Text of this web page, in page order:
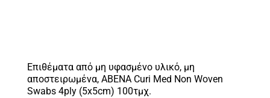
Επιθέματα από μη υφασμένο υλικό, μη
αποστειρωμένα, ABENA Curi Med Non Woven
Swabs 4ply (5x5cm) 100τμχ.